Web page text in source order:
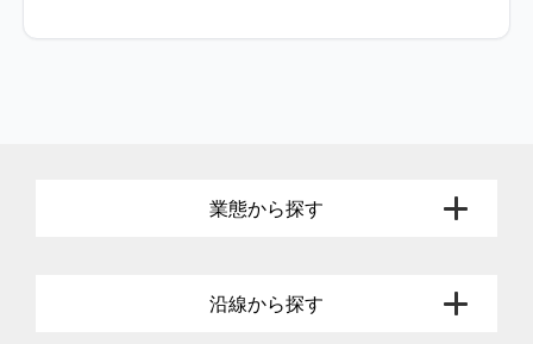
業態から探す
沿線から探す